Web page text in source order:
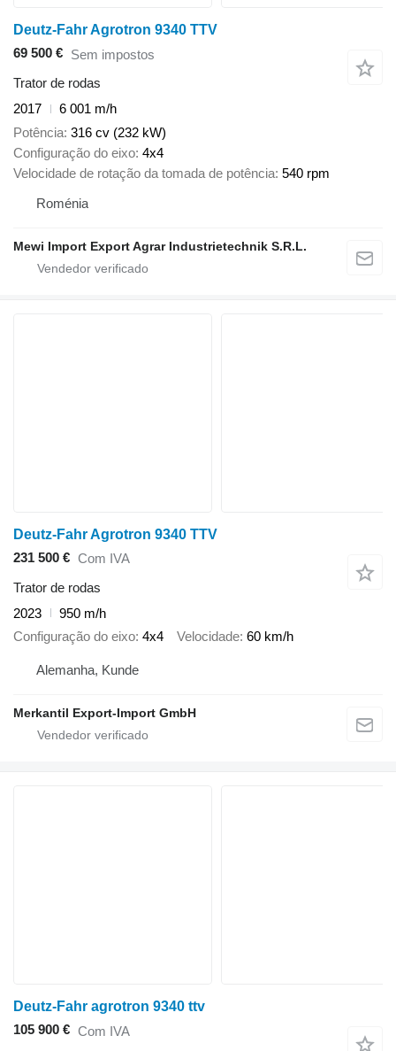
Deutz-Fahr Agrotron 9340 TTV
69 500 € Sem impostos
Trator de rodas
2017
6 001 m/h
Potência 316 cv (232 kW)
Configuração do eixo 4x4
Velocidade de rotação da tomada de potência 540 rpm
Roménia
Mewi Import Export Agrar Industrietechnik S.R.L.
Deutz-Fahr Agrotron 9340 TTV
231 500 € Com IVA
Trator de rodas
2023
950 m/h
Configuração do eixo 4x4 Velocidade 60 km/h
Alemanha, Kunde
Merkantil Export-Import GmbH
Deutz-Fahr agrotron 9340 ttv
105 900 € Com IVA